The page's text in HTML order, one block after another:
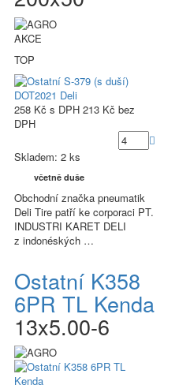
AKCE
TOP
258 Kč s DPH 213 Kč bez
DPH
Skladem: 2 ks
včetně duše
Obchodní značka pneumatik
Deli Tire patří ke corporaci PT.
INDUSTRI KARET DELI
z indonéských …
Ostatní K358
6PR TL Kenda
13x5.00-6